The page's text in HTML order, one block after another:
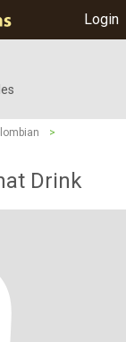
Login
>
Drink